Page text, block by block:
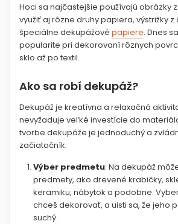
Hoci sa najčastejšie používajú obrázky
využiť aj rôzne druhy papiera, výstrižky
špeciálne dekupážové papiere. Dnes
popularite pri dekorovaní rôznych
sklo až po textil.
Ako sa robí dekupáž?
Dekupáž je kreatívna a relaxačná
nevyžaduje veľké investície do
tvorbe dekupáže je jednoduchý a
začiatočník:
Výber predmetu: Na dekupáž
predmety, ako drevené krabičky,
keramiku, nábytok a podobne.
chceš dekorovať, a uisti sa, že jeho
suchý.